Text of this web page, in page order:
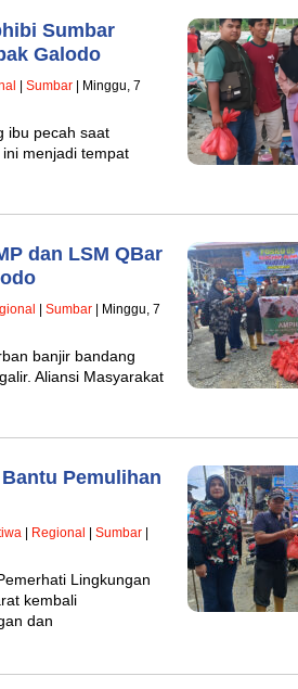
Sumbar
Galodo
Sumbar | Minggu, 7
ibu pecah saat
menjadi tempat
dan LSM QBar
Sumbar | Minggu, 7
banjir bandang
Aliansi Masyarakat
Pemulihan
Regional Sumbar
Lingkungan
kembali
dan